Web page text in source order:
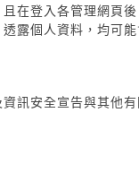
在登入各管理網頁
露個人資料，均可
訊安全宣告與其他